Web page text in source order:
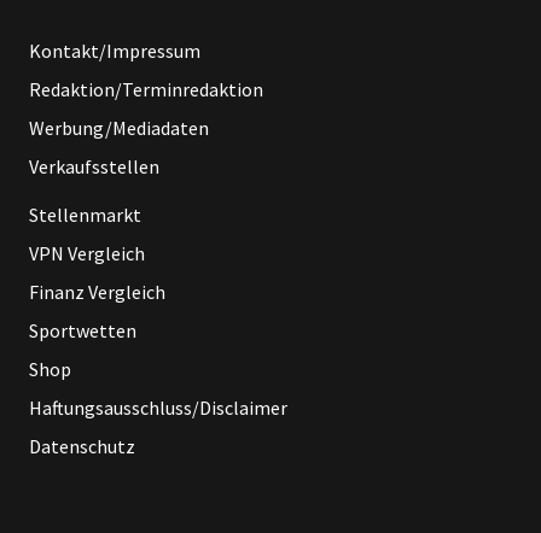
Kontakt/Impressum
Redaktion/Terminredaktion
Werbung/Mediadaten
Verkaufsstellen
Stellenmarkt
VPN Vergleich
Finanz Vergleich
Sportwetten
Shop
Haftungsausschluss/Disclaimer
Datenschutz